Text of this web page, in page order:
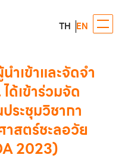
TH EN
ำเข้าและจัดจำ
ด้เข้าร่วมจัด
ะชุมวิชากา
าสตร์ชะลอวัย
2023)